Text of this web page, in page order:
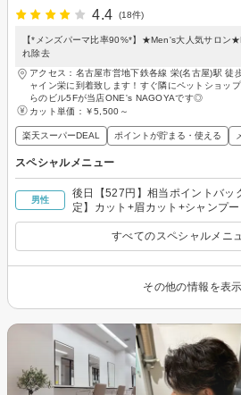
4.4
(18件)
【*メンズパーマ比率90%*】★Men's大人気サロ
れ除去
アクセス：名古屋市営地下鉄各線 栄(名古屋)駅 徒
ャイン栄に到着致します！すぐ隣にペットショッ
らのビル5Fが当店ONE's NAGOYAです◎
カット単価： ￥5,500～
楽天スーパーDEAL ポイントが貯まる・使える
スペシャルメニュー
男性
後日【527円】相当ポイントバッ
定】カット+眉カット+シャンプ
すべてのスペシャルメニ
その他の情報を表示